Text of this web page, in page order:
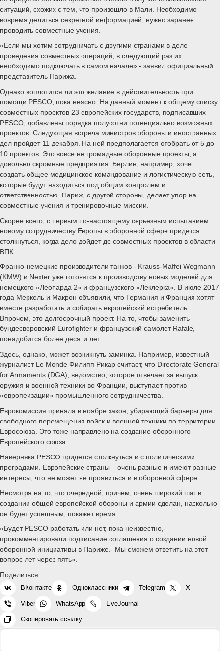
ситуаций, схожих с тем, что произошло в Мали. Необходимо
вовремя делиться секретной информацией, нужно заранее
проводить совместные учения.
«Если мы хотим сотрудничать с другими странами в деле
проведения совместных операций, в следующий раз их
необходимо подключать в самом начале»,- заявил официальный
представитель Парижа.
Однако воплотится ли это желание в действительность при
помощи PESCO, пока неясно. На данный момент к общему списку
совместных проектов 23 европейских государств, подписавших
PESCO, добавлены порядка полусотни потенциально возможных
проектов. Следующая встреча министров обороны и иностранных
дел пройдет 11 декабря. На ней предполагается отобрать от 5 до
10 проектов. Это вовсе не громадные оборонные проекты, а
довольно скромные предприятия. Берлин, например, хочет
создать общее медицинское командование и логистическую сеть,
которые будут находиться под общим контролем и
ответственностью. Париж, с другой стороны, делает упор на
совместные учения и тренировочные миссии.
Скорее всего, с первым по-настоящему серьезным испытанием
новому сотрудничеству Европы в оборонной сфере придется
столкнуться, когда дело дойдет до совместных проектов в области
ВПК.
Франко-немецкие производители танков - Krauss-Maffei Wegmann
(KMW) и Nexter уже готовятся к производству новых моделей для
немецкого «Леопарда 2» и французского «Леклерка». В июле 2017
года Меркель и Макрон объявили, что Германия и Франция хотят
вместе разработать и собирать европейский истребитель.
Впрочем, это долгосрочный проект. На то, чтобы заменить
бундесверовский Eurofighter и французский самолет Rafale,
понадобится более десяти лет.
Здесь, однако, может возникнуть заминка. Например, известный
журналист Le Monde Филипп Рикар считает, что Directorate General
for Armaments (DGA), ведомство, которое отвечает за выпуск
оружия и военной техники во Франции, выступает против
«европеизации» промышленного сотрудничества.
Еврокомиссия приняла в ноябре закон, убирающий барьеры для
свободного перемещения войск и военной техники по территории
Евросоюза. Это тоже направлено на создание оборонного
Европейского союза.
Наверняка PESCO придется столкнуться и с политическими
преградами. Европейские страны – очень разные и имеют разные
интересы, что не может не проявиться и в оборонной сфере.
Несмотря на то, что очередной, причем, очень широкий шаг в
создании общей европейской обороны и армии сделан, насколько
он будет успешным, покажет время.
«Будет PESCO работать или нет, пока неизвестно,-
прокомментировали подписание соглашения о создании новой
оборонной инициативы в Париже.- Мы сможем ответить на этот
вопрос лет через пять».
Поделиться
ВКонтакте Одноклассники Telegram X
Viber WhatsApp LiveJournal
Скопировать ссылку